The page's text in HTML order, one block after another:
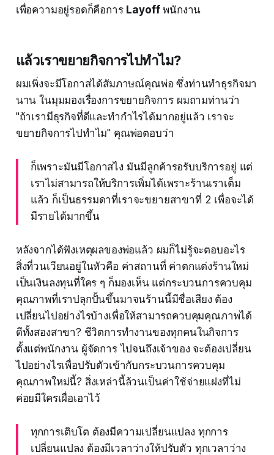
เพื่อความอยู่รอดก็คือการ Layoffพนักงาน
แล้วเราขยายกิจการไปทำไม?
ผมเพิ่งจะมีโอกาสได้สัมภาษณ์คุณพ่อ ซึ่งท่านทำธุรกิจมา
นาน ในมุมมองเรื่องการขยายกิจการ ผมถามท่านว่า
"ถ้าเรามีธุรกิจที่ดีและทำกำไรได้มากอยู่แล้ว เราจะ
ขยายกิจการไปทำไม" คุณพ่อตอบว่า
ก็เพราะมันมีโอกาสไง มันมีลูกค้ารอรับบริการอยู่ แต่
เราไม่สามารถให้บริการเพิ่มได้เพราะร้านเราเต็ม
แล้ว ก็เป็นธรรมดาที่เราจะขยายสาขาที่ 2 เพื่อจะได้
มีรายได้มากขึ้น
หลังจากได้ฟังเหตุผลของพ่อแล้ว ผมก็ไม่รู้จะตอบอะไร
สิ่งที่วนเวียนอยู่ในหัวคือ ค่าสถานที่ ค่าตกแต่งร้านใหม่
เป็นเงินลงทุนที่ใคร ๆ ก็มองเห็น แต่กระบวนการควบคุม
คุณภาพที่เราปลุกปั้นขึ้นมาจนร้านนี้มีชื่อเสียง ต้อง
เปลี่ยนไปอย่างไรบ้างเพื่อให้สามารถควบคุมคุณภาพได้
ดีทั้งสองสาขา? ชีวิตการทำงานของทุกคนในกิจการ
ตั้งแต่พนักงาน ผู้จัดการ ไปจนถึงเจ้าของ จะต้องเปลี่ยน
ไปอย่างไรเพื่อปรับตัวเข้ากับกระบวนการควบคุม
คุณภาพใหม่นี้? สิ่งเหล่านี้ล้วนเป็นค่าใช้จ่ายแฝงที่ไม่
ค่อยมีใครเผื่อเอาไว้
ทุกการเติบโต ต้องมีความเปลี่ยนแปลง ทุกการ
เปลี่ยนแปลง ต้องมีเวลาว่างให้ปรับตัว ทุกเวลาว่าง